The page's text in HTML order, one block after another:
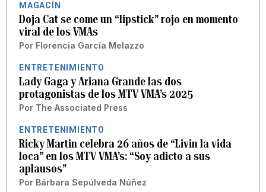
MAGACÍN
Doja Cat se come un “lipstick” rojo en momento
viral de los VMAs
Por Florencia García Melazzo
ENTRETENIMIENTO
Lady Gaga y Ariana Grande las dos
protagonistas de los MTV VMA’s 2025
Por The Associated Press
ENTRETENIMIENTO
Ricky Martin celebra 26 años de “Livin la vida
loca” en los MTV VMA’s: “Soy adicto a sus
aplausos”
Por Bárbara Sepúlveda Núñez